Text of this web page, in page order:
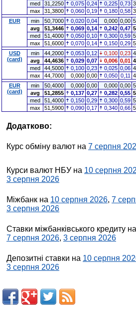
med
31,2250 0,075 0,24 0,225 0,73
max
31,3800 0,060 0,19 0,180 0,58
EUR
min 50,7000 0,020 0,04 0,000 0,00
avg
51,3446 0,069 0,14 0,242 0,47
med
51,4000 0,050 0,10 0,300 0,59
max
51,6000 0,070 0,14 0,150 0,29
USD
(card)
min 44,2000 0,053 0,12 0,100 0,23
avg
44,4636 0,029 0,07 0,006 0,01
med
44,5000 0,100 0,23 0,025 0,06
max
44,7000 0,000 0,00 0,050 0,11
EUR
(card)
min 50,4000 0,000 0,00 0,000 0,00
avg
51,2855 0,137 0,27 0,282 0,55
med
51,4000 0,150 0,29 0,300 0,59
max
51,5900 0,090 0,17 0,340 0,66
Додатково:
Курс обміну валют на 7 серпня
Курси валют НБУ на 10 серпня
3 серпня 2026
Міжбанк на 10 серпня 2026, 7
3 серпня 2026
Ставки міжбанківського кредиту на
7 серпня 2026, 3 серпня 2026
Депозитні ставки на 10 серпня
3 серпня 2026